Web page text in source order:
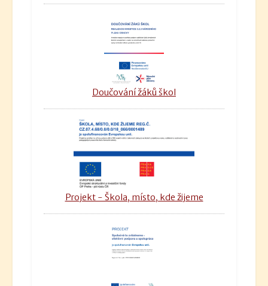
Doučování žáků škol
Projekt - Škola, místo, kde žijeme